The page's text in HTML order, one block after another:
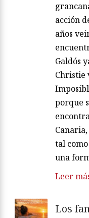
acción
años
Galdós
Christie
porque
tal
una
Leer
Los